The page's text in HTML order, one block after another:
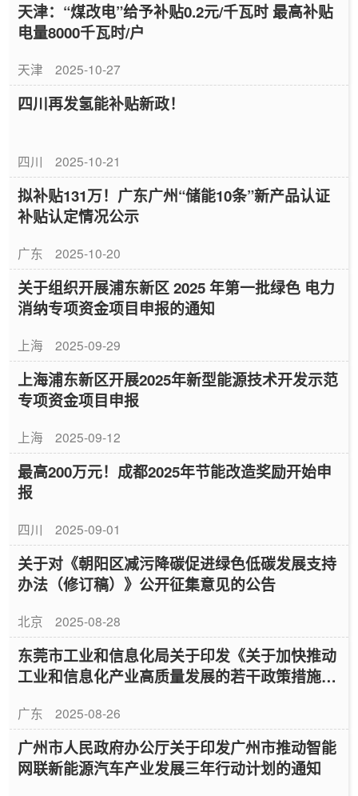
天津：“煤改电”给予补贴0.2元/千瓦时 最高补贴
电量8000千瓦时/户
天津 2025-10-27
四川再发氢能补贴新政！
四川 2025-10-21
拟补贴131万！广东广州“储能10条”新产品认证
补贴认定情况公示
广东 2025-10-20
关于组织开展浦东新区 2025 年第一批绿色 电力
消纳专项资金项目申报的通知
上海 2025-09-29
上海浦东新区开展2025年新型能源技术开发示范
专项资金项目申报
上海 2025-09-12
最高200万元！成都2025年节能改造奖励开始申
报
四川 2025-09-01
关于对《朝阳区减污降碳促进绿色低碳发展支持
办法（修订稿）》公开征集意见的公告
北京 2025-08-28
东莞市工业和信息化局关于印发《关于加快推动
工业和信息化产业高质量发展的若干政策措施》
广东 2025-08-26
广州市人民政府办公厅关于印发广州市推动智能
网联新能源汽车产业发展三年行动计划的通知